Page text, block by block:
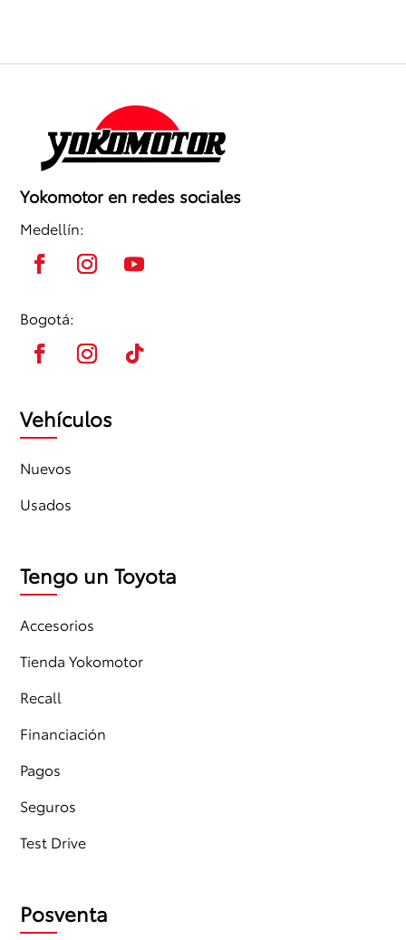
Yokomotor en redes sociales
Medellín:
Bogotá:
Vehículos
Nuevos
Usados
Tengo un Toyota
Accesorios
Tienda Yokomotor
Recall
Financiación
Pagos
Seguros
Test Drive
Posventa